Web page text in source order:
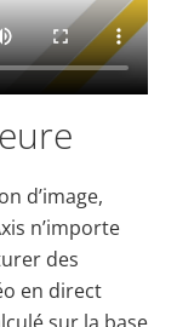
d’image,
n’importe
des
en direct